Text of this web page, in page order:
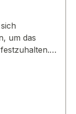
um das